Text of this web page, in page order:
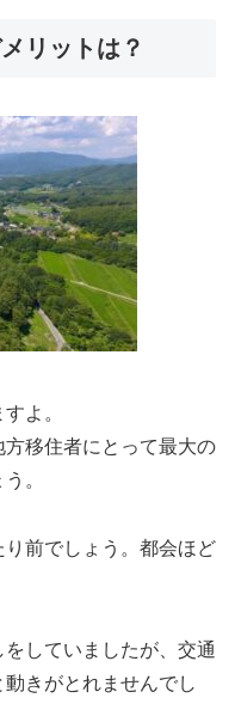
リットは？
よ。
移住者にとって最大の
。
前でしょう。都会ほど
していましたが、交通
きがとれませんでし